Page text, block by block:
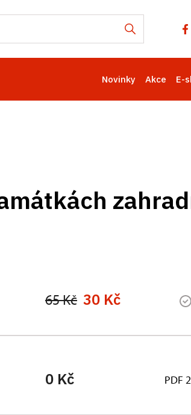
Novinky Akce E-
65 Kč 30 Kč
0 Kč PDF